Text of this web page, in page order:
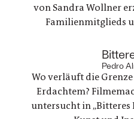
von Sandra Wollner
Familienmitglieds
ungewöhnlicher
Spannungsfeld
und einer
Pedro
Wo verläuft die
Erdachtem?
untersucht in „Bitteres